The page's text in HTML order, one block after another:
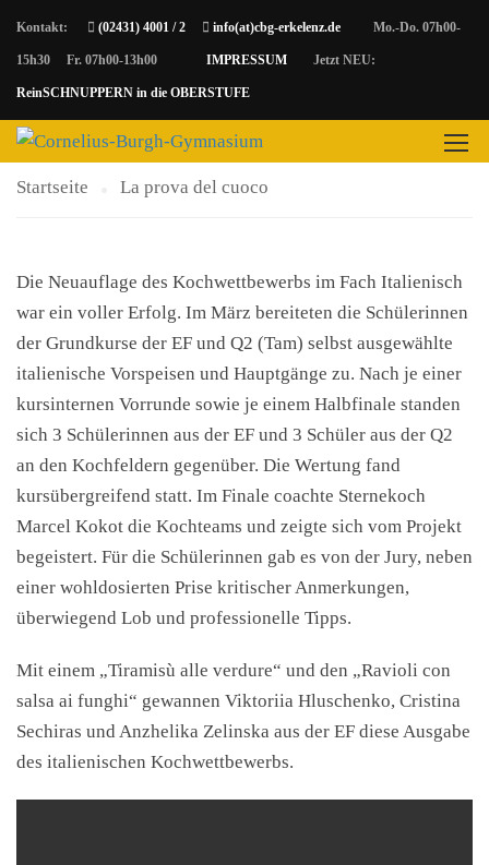
Kontakt: (02431) 4001 / 2 info(at)cbg-erkelenz.de Mo.-Do. 07h00-
15h30 Fr. 07h00-13h00 IMPRESSUM Jetzt NEU:
ReinSCHNUPPERN in die OBERSTUFE
LA PROVA DEL CUOCO
Startseite La prova del cuoco
Die Neuauflage des Kochwettbewerbs im Fach Italienisch
war ein voller Erfolg. Im März bereiteten die Schülerinnen
der Grundkurse der EF und Q2 (Tam) selbst ausgewählte
italienische Vorspeisen und Hauptgänge zu. Nach je einer
kursinternen Vorrunde sowie je einem Halbfinale standen
sich 3 Schülerinnen aus der EF und 3 Schüler aus der Q2
an den Kochfeldern gegenüber. Die Wertung fand
kursübergreifend statt. Im Finale coachte Sternekoch
Marcel Kokot die Kochteams und zeigte sich vom Projekt
begeistert. Für die Schülerinnen gab es von der Jury, neben
einer wohldosierten Prise kritischer Anmerkungen,
überwiegend Lob und professionelle Tipps.
Mit einem „Tiramisù alle verdure“ und den „Ravioli con
salsa ai funghi“ gewannen Viktoriia Hluschenko, Cristina
Sechiras und Anzhelika Zelinska aus der EF diese Ausgabe
des italienischen Kochwettbewerbs.